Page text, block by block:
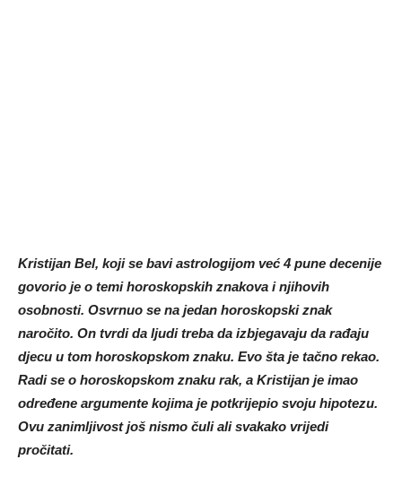
Kristijan Bel, koji se bavi astrologijom već 4 pune decenije
govorio je o temi horoskopskih znakova i njihovih
osobnosti. Osvrnuo se na jedan horoskopski znak
naročito. On tvrdi da ljudi treba da izbjegavaju da rađaju
djecu u tom horoskopskom znaku. Evo šta je tačno rekao.
Radi se o horoskopskom znaku rak, a Kristijan je imao
određene argumente kojima je potkrijepio svoju hipotezu.
Ovu zanimljivost još nismo čuli ali svakako vrijedi
pročitati.